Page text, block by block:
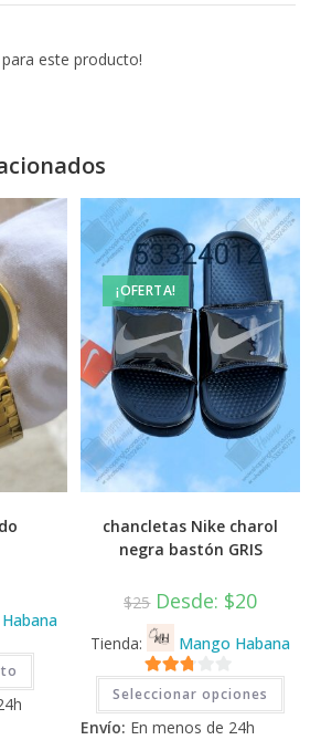
este producto!
¡OFERTA!
chancletas Nike charol
negra bastón GRIS
$25 Desde: $20
Tienda: Mango Habana
2.71
de 5
Seleccionar opciones
Este
tiene
Envío: En menos de 24h